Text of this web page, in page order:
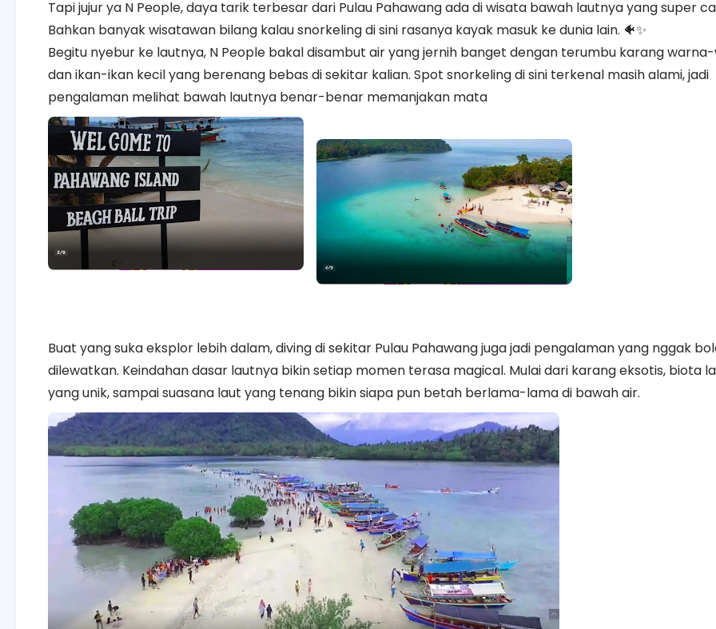
Tapi jujur ya N People, daya tarik terbesar dari Pulau Pahawang ada di wisata bawah lautnya yang super
Bahkan banyak wisatawan bilang kalau snorkeling di sini rasanya kayak masuk ke dunia lain. 🐠✨
Begitu nyebur ke lautnya, N People bakal disambut air yang jernih banget dengan terumbu karang
dan ikan-ikan kecil yang berenang bebas di sekitar kalian. Spot snorkeling di sini terkenal masih alami, jadi
pengalaman melihat bawah lautnya benar-benar memanjakan mata
Buat yang suka eksplor lebih dalam, diving di sekitar Pulau Pahawang juga jadi pengalaman yang nggak
dilewatkan. Keindahan dasar lautnya bikin setiap momen terasa magical. Mulai dari karang eksotis, biota
yang unik, sampai suasana laut yang tenang bikin siapa pun betah berlama-lama di bawah air.